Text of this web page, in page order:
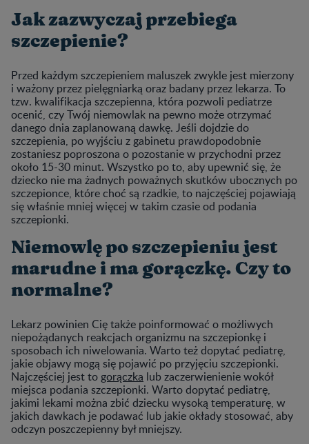
Jak zazwyczaj przebiega
szczepienie?
Przed każdym szczepieniem maluszek zwykle jest mierzony
i ważony przez pielęgniarką oraz badany przez lekarza. To
tzw. kwalifikacja szczepienna, która pozwoli pediatrze
ocenić, czy Twój niemowlak na pewno może otrzymać
danego dnia zaplanowaną dawkę. Jeśli dojdzie do
szczepienia, po wyjściu z gabinetu prawdopodobnie
zostaniesz poproszona o pozostanie w przychodni przez
około 15-30 minut. Wszystko po to, aby upewnić się, że
dziecko nie ma żadnych poważnych skutków ubocznych po
szczepionce, które choć są rzadkie, to najczęściej pojawiają
się właśnie mniej więcej w takim czasie od podania
szczepionki.
Niemowlę po szczepieniu jest
marudne i ma gorączkę. Czy to
normalne?
Lekarz powinien Cię także poinformować o możliwych
niepożądanych reakcjach organizmu na szczepionkę i
sposobach ich niwelowania. Warto też dopytać pediatrę,
jakie objawy mogą się pojawić po przyjęciu szczepionki.
Najczęściej jest to gorączka lub zaczerwienienie wokół
miejsca podania szczepionki. Warto dopytać pediatrę,
jakimi lekami można zbić dziecku wysoką temperaturę, w
jakich dawkach je podawać lub jakie okłady stosować, aby
odczyn poszczepienny był mniejszy.